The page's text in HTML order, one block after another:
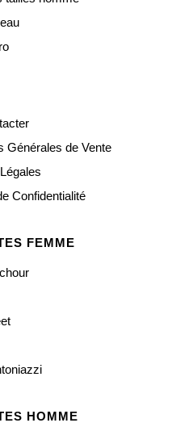
Générales de Vente
Confidentialité
FEMME
HOMME